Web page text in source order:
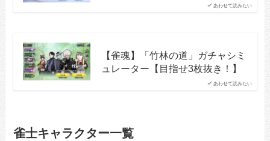
あわせて読みたい
あわせて読みたい
【雀魂】「竹林の道」ガチャシミ
ュレーター【目指せ3枚抜き！】
雀士キャラクター一覧